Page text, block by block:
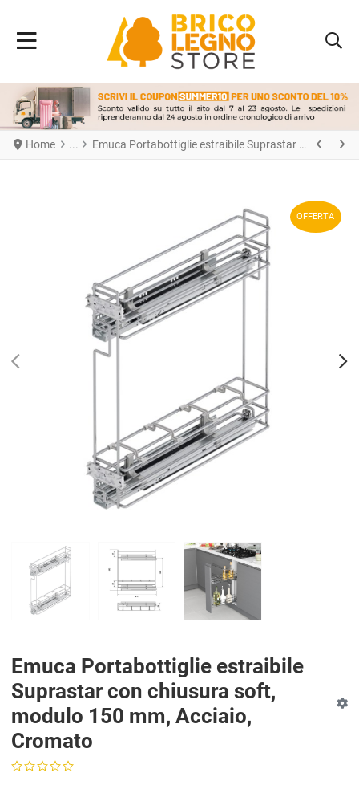
Home Emuca Portabottiglie estraibile Suprastar con chiusura soft, modulo 150 mm, Acciaio, Cromato
OFFERTA
Emuca Portabottiglie estraibile
Suprastar con chiusura soft,
modulo 150 mm, Acciaio,
Cromato